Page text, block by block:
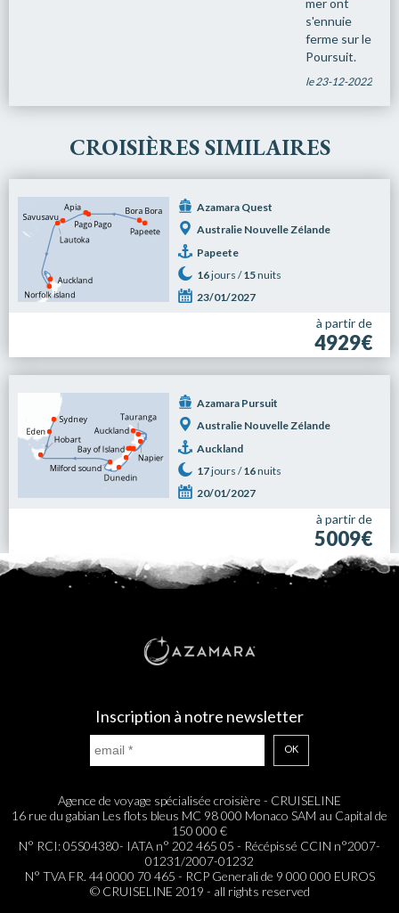
mer ont
s'ennuie
ferme sur le
Poursuit.
le 23-12-2022
CROISIÈRES SIMILAIRES
Azamara Quest
Australie Nouvelle Zélande
Papeete
16jours /15nuits
23/01/2027
à partir de
4929€
Azamara Pursuit
Australie Nouvelle Zélande
Auckland
17jours /16nuits
20/01/2027
à partir de
5009€
Inscription à notre newsletter
OK
Agence de voyage spécialisée croisière - CRUISELINE
16 rue du gabian Les flots bleus MC 98 000 Monaco SAM au Capital de
150 000 €
N° RCI: 05S04380- IATA n° 202 465 05 - Récépissé CCIN n°2007-
01231/2007-01232
N° TVA FR. 44 0000 70 465 - RCP Generali de 9 000 000 EUROS
© CRUISELINE 2019 - all rights reserved